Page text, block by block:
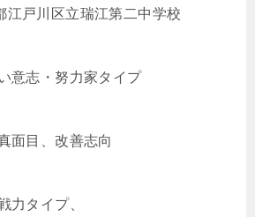
江戸川区立瑞江第二中学校
意志・努力家タイプ
面目、改善志向
力タイプ、